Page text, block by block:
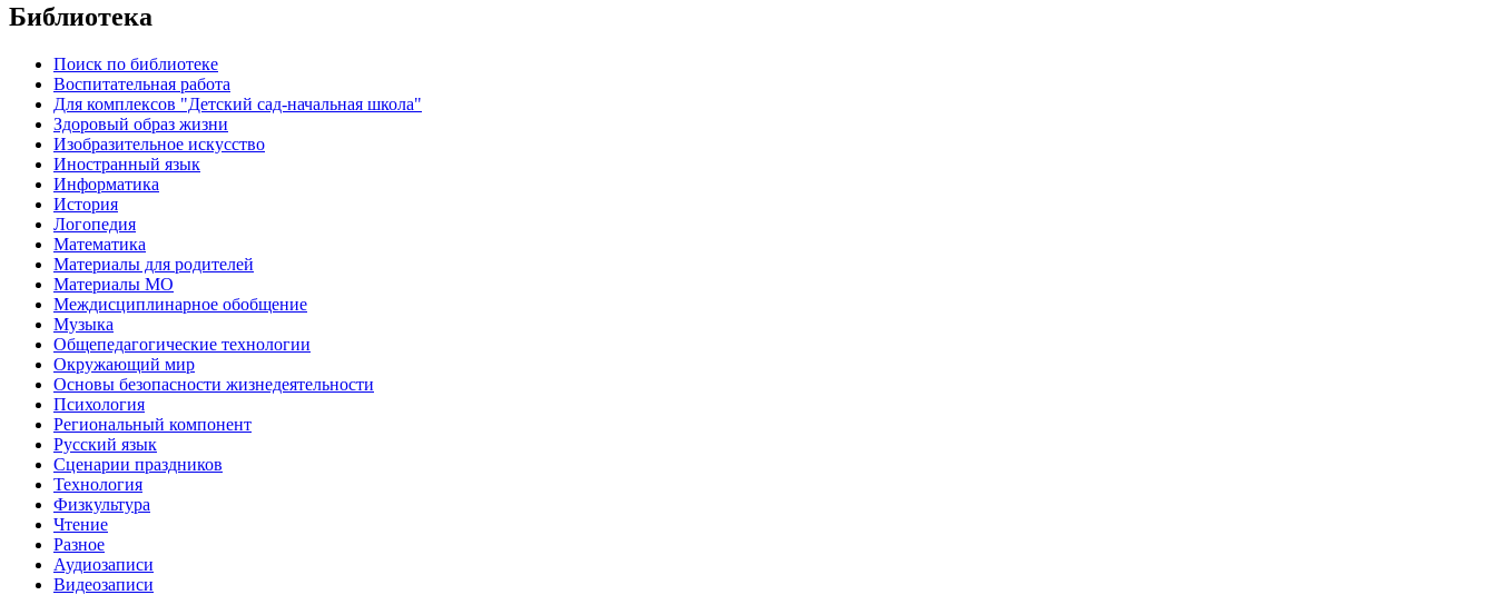
Библиотека
Поиск по библиотеке
Воспитательная работа
Для комплексов "Детский сад-начальная школа"
Здоровый образ жизни
Изобразительное искусство
Иностранный язык
Информатика
История
Логопедия
Математика
Материалы для родителей
Материалы МО
Междисциплинарное обобщение
Музыка
Общепедагогические технологии
Окружающий мир
Основы безопасности жизнедеятельности
Психология
Региональный компонент
Русский язык
Сценарии праздников
Технология
Физкультура
Чтение
Разное
Аудиозаписи
Видеозаписи